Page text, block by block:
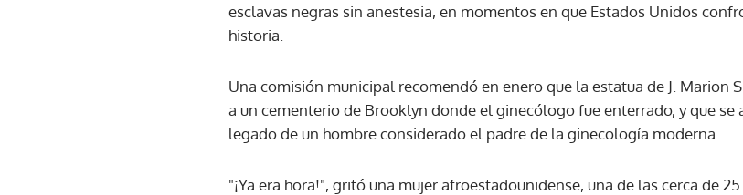
esclavas negras sin anestesia, en momentos en que Estados Unidos
historia.
Una comisión municipal recomendó en enero que la estatua de J. Marion
a un cementerio de Brooklyn donde el ginecólogo fue enterrado, y que se
legado de un hombre considerado el padre de la ginecología moderna.
"¡Ya era hora!", gritó una mujer afroestadounidense, una de las cerca de